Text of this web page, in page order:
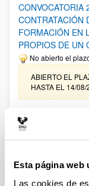
Esta página web
Las cookies de
CONVOCATORIA
CONTRATACIÓN
FORMACIÓN EN
PROPIOS DE UN
No abierto el
ABIERTO EL
HASTA EL 14/08/
Ayudas para
infraestructura
UPV/EHU 2026
25/03/2026:
solicitudes